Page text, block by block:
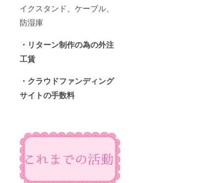
イクスタンド、ケーブル、
防湿庫
・リターン制作の為の外注
工賃
・クラウドファンディング
サイトの手数料